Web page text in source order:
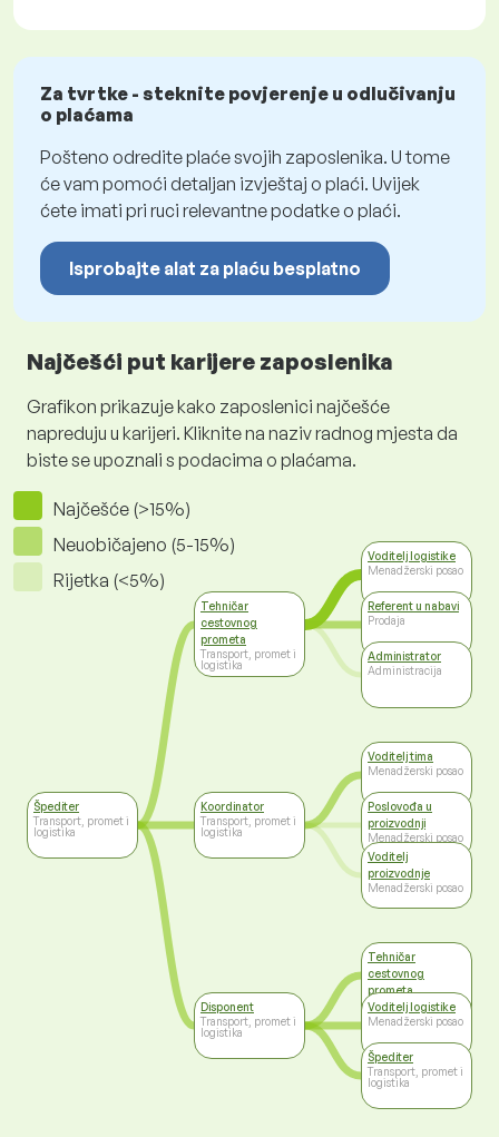
Za tvrtke - steknite povjerenje u odlučivanju
o plaćama
Pošteno odredite plaće svojih zaposlenika. U tome
će vam pomoći detaljan izvještaj o plaći. Uvijek
ćete imati pri ruci relevantne podatke o plaći.
Isprobajte alat za plaću besplatno
Najčešći put karijere zaposlenika
Grafikon prikazuje kako zaposlenici najčešće
napreduju u karijeri. Kliknite na naziv radnog mjesta da
biste se upoznali s podacima o plaćama.
Najčešće (>15%)
Neuobičajeno (5-15%)
Rijetka (<5%)
Špediter
Transport, promet i
logistika
Tehničar
cestovnog
prometa
Transport, promet i
logistika
Koordinator
Transport, promet i
logistika
Disponent
Transport, promet i
logistika
Voditelj logistike
Menadžerski posao
Referent u nabavi
Prodaja
Administrator
Administracija
Voditelj tima
Menadžerski posao
Poslovođa u
proizvodnji
Menadžerski posao
Voditelj
proizvodnje
Menadžerski posao
Tehničar
cestovnog
prometa
Transport, promet i
logistika
Voditelj logistike
Menadžerski posao
Špediter
Transport, promet i
logistika